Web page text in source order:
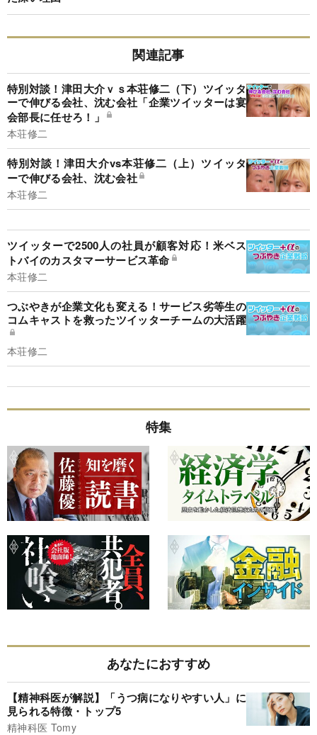
関連記事
特別対談！津田大介ｖｓ本荘修二（下）ツイッタ
ーで伸びる会社、沈む会社「企業ツイッターは宴
会部長に任せろ！」
本荘修二
特別対談！津田大介vs本荘修二（上）ツイッタ
ーで伸びる会社、沈む会社
本荘修二
ツイッターで2500人の社員が顧客対応！米ベス
トバイのカスタマーサービス革命
本荘修二
つぶやきが企業文化も変える！サービス劣等生の
コムキャストを救ったツイッターチームの大活躍
本荘修二
特集
あなたにおすすめ
【精神科医が解説】「うつ病になりやすい人」に
見られる特徴・トップ5
精神科医 Tomy